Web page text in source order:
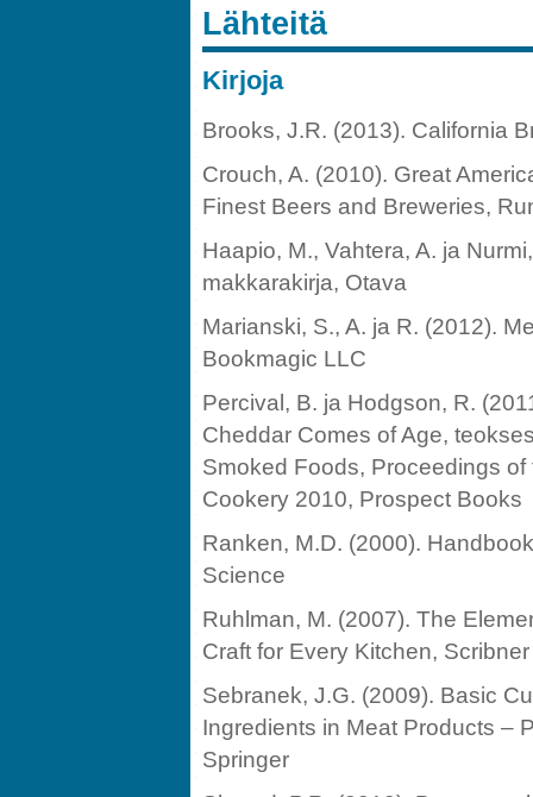
Lähteitä
Kirjoja
Brooks, J.R. (2013). California
Crouch, A. (2010). Great
Finest Beers and Breweries,
Haapio, M., Vahtera, A. ja
makkarakirja, Otava
Marianski, S., A. ja R. (2012).
Bookmagic LLC
Percival, B. ja Hodgson, R.
Cheddar Comes of Age,
Smoked Foods, Proceedings
Cookery 2010, Prospect Books
Ranken, M.D. (2000).
Science
Ruhlman, M. (2007). The
Craft for Every Kitchen, Scribner
Sebranek, J.G. (2009). Basic
Ingredients in Meat Products –
Springer